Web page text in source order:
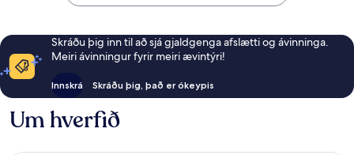
Skráðu þig inn til að sjá gjaldgenga afslætti og ávinninga.
Meiri ávinningur fyrir meiri ævintýri!
Innskrá Skráðu þig, það er ókeypis
Um hverfið